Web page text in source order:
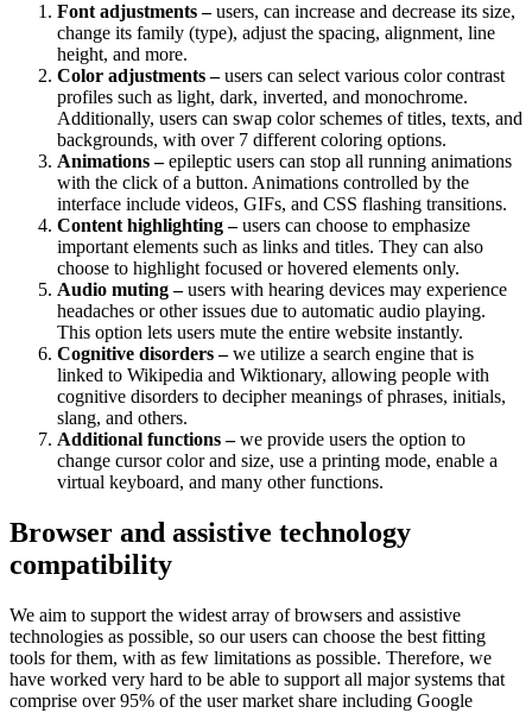
Font adjustments –users, can increase and decrease its size,
change its family (type), adjust the spacing, alignment, line
height, and more.
Color adjustments –users can select various color contrast
profiles such as light, dark, inverted, and monochrome.
Additionally, users can swap color schemes of titles, texts, and
backgrounds, with over 7 different coloring options.
Animations –epileptic users can stop all running animations
with the click of a button. Animations controlled by the
interface include videos, GIFs, and CSS flashing transitions.
Content highlighting –users can choose to emphasize
important elements such as links and titles. They can also
choose to highlight focused or hovered elements only.
Audio muting –users with hearing devices may experience
headaches or other issues due to automatic audio playing.
This option lets users mute the entire website instantly.
Cognitive disorders –we utilize a search engine that is
linked to Wikipedia and Wiktionary, allowing people with
cognitive disorders to decipher meanings of phrases, initials,
slang, and others.
Additional functions –we provide users the option to
change cursor color and size, use a printing mode, enable a
virtual keyboard, and many other functions.
Browser and assistive technology
compatibility
We aim to support the widest array of browsers and assistive
technologies as possible, so our users can choose the best fitting
tools for them, with as few limitations as possible. Therefore, we
have worked very hard to be able to support all major systems that
comprise over 95% of the user market share including Google